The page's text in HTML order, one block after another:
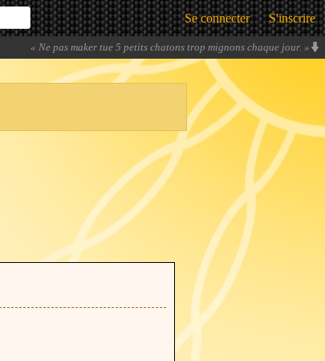
Se connecter S'inscrire
« Ne pas maker tue 5 petits chatons trop mignons chaque jour. »